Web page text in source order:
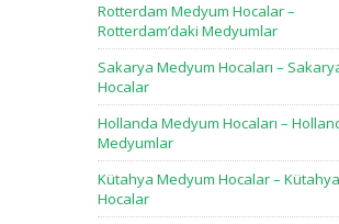
Rotterdam Medyum Hocalar –
Rotterdam’daki Medyumlar
Sakarya Medyum Hocaları –
Hocalar
Hollanda Medyum Hocaları –
Medyumlar
Kütahya Medyum Hocalar –
Hocalar